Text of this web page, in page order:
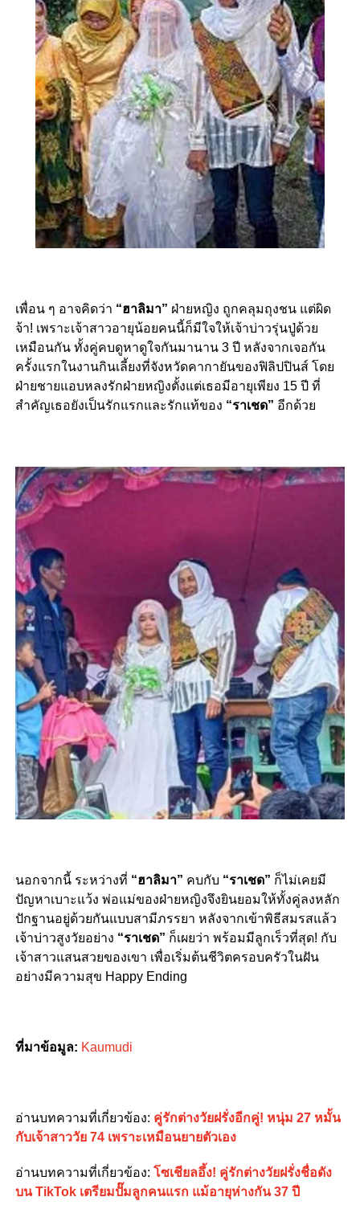
เพื่อน ๆ อาจคิดว่า “ฮาลิมา” ฝ่ายหญิง ถูกคลุมถุงชน แต่ผิด
จ้า! เพราะเจ้าสาวอายุน้อยคนนี้ก็มีใจให้เจ้าบ่าวรุ่นปู่ด้วย
เหมือนกัน ทั้งคู่คบดูหาดูใจกันมานาน 3 ปี หลังจากเจอกัน
ครั้งแรกในงานกินเลี้ยงที่จังหวัดคากายันของฟิลิปปินส์ โดย
ฝ่ายชายแอบหลงรักฝ่ายหญิงตั้งแต่เธอมีอายุเพียง 15 ปี ที่
สำคัญเธอยังเป็นรักแรกและรักแท้ของ “ราเชด” อีกด้วย
นอกจากนี้ ระหว่างที่ “ฮาลิมา” คบกับ “ราเชด” ก็ไม่เคยมี
ปัญหาเบาะแว้ง พ่อแม่ของฝ่ายหญิงจึงยินยอมให้ทั้งคู่ลงหลัก
ปักฐานอยู่ด้วยกันแบบสามีภรรยา หลังจากเข้าพิธีสมรสแล้ว
เจ้าบ่าวสูงวัยอย่าง “ราเชด” ก็เผยว่า พร้อมมีลูกเร็วที่สุด! กับ
เจ้าสาวแสนสวยของเขา เพื่อเริ่มต้นชีวิตครอบครัวในฝัน
อย่างมีความสุข Happy Ending
ที่มาข้อมูล: Kaumudi
อ่านบทความที่เกี่ยวข้อง: คู่รักต่างวัยฝรั่งอีกคู่! หนุ่ม 27 หมั้น
กับเจ้าสาววัย 74 เพราะเหมือนยายตัวเอง
อ่านบทความที่เกี่ยวข้อง: โซเชียลอึ้ง! คู่รักต่างวัยฝรั่งชื่อดัง
บน TikTok เตรียมปั๊มลูกคนแรก แม้อายุห่างกัน 37 ปี